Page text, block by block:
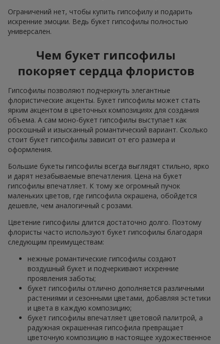
Ограничений нет, чтобы купить гипсофилу и подарить
искренние эмоции. Ведь букет гипсофилы полностью
универсален.
Чем букет гипсофилы
покоряет сердца флористов
Гипсофилы позволяют подчеркнуть элегантные
флористические акценты. Букет гипсофилы может стать
ярким акцентом в цветочных композициях для создания
объема. А сам моно-букет гипсофилы выступает как
роскошный и изысканный романтический вариант. Сколько
стоит букет гипсофилы зависит от его размера и
оформления.
Большие букеты гипсофилы всегда выглядят стильно, ярко
и дарят незабываемые впечатления. Цена на букет
гипсофилы впечатляет. К тому же огромный пучок
маленьких цветов, где гипсофила окрашена, обойдется
дешевле, чем аналогичный с розами.
Цветение гипсофилы длится достаточно долго. Поэтому
флористы часто используют букет гипсофилы благодаря
следующим преимуществам:
нежные романтические гипсофилы создают
воздушный букет и подчеркивают искренние
проявления заботы;
букет гипсофилы отлично дополняется различными
растениями и сезонными цветами, добавляя эстетики
и цвета в каждую композицию;
букет гипсофилы впечатляет цветовой палитрой, а
радужная окрашенная гипсофила превращает
цветочную композицию в настоящее художественное